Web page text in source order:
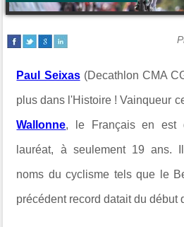
Paul Seixas (Decathlon CMA
plus dans l'Histoire ! Vainqueur
Wallonne, le Français en est
lauréat, à seulement 19 ans.
noms du cyclisme tels que le
précédent record datait du début